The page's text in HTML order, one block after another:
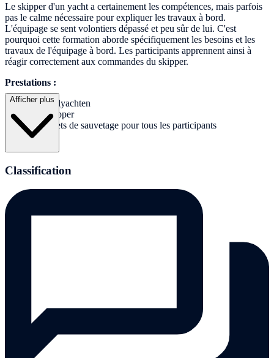
Le skipper d'un yacht a certainement les compétences, mais parfois
pas le calme nécessaire pour expliquer les travaux à bord.
L'équipage se sent volontiers dépassé et peu sûr de lui. C'est
pourquoi cette formation aborde spécifiquement les besoins et les
travaux de l'équipage à bord. Les participants apprennent ainsi à
réagir correctement aux commandes du skipper.
Prestations :
Kielyachten
Skipper
Gilets de sauvetage pour tous les participants
Afficher plus
Classification